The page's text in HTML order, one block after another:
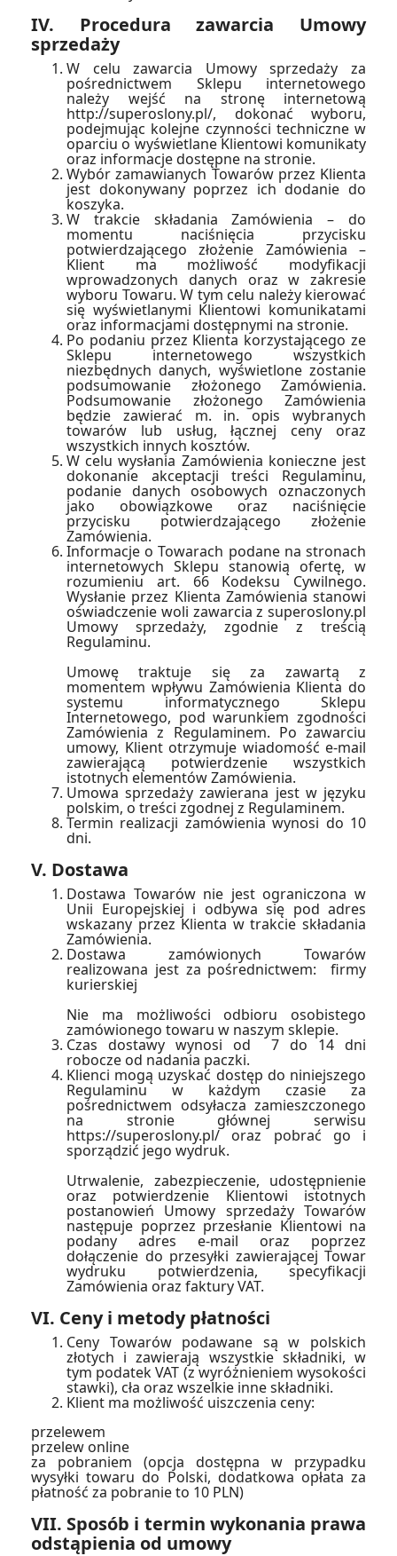
IV. Procedura zawarcia Umowy
sprzedaży
W celu zawarcia Umowy sprzedaży za
pośrednictwem Sklepu internetowego
należy wejść na stronę internetową
http://superoslony.pl/, dokonać wyboru,
podejmując kolejne czynności techniczne w
oparciu o wyświetlane Klientowi komunikaty
oraz informacje dostępne na stronie.
Wybór zamawianych Towarów przez Klienta
jest dokonywany poprzez ich dodanie do
koszyka.
W trakcie składania Zamówienia – do
momentu naciśnięcia przycisku
potwierdzającego złożenie Zamówienia –
Klient ma możliwość modyfikacji
wprowadzonych danych oraz w zakresie
wyboru Towaru. W tym celu należy kierować
się wyświetlanymi Klientowi komunikatami
oraz informacjami dostępnymi na stronie.
Po podaniu przez Klienta korzystającego ze
Sklepu internetowego wszystkich
niezbędnych danych, wyświetlone zostanie
podsumowanie złożonego Zamówienia.
Podsumowanie złożonego Zamówienia
będzie zawierać m. in. opis wybranych
towarów lub usług, łącznej ceny oraz
wszystkich innych kosztów.
W celu wysłania Zamówienia konieczne jest
dokonanie akceptacji treści Regulaminu,
podanie danych osobowych oznaczonych
jako obowiązkowe oraz naciśnięcie
przycisku potwierdzającego złożenie
Zamówienia.
Informacje o Towarach podane na stronach
internetowych Sklepu stanowią ofertę, w
rozumieniu art. 66 Kodeksu Cywilnego.
Wysłanie przez Klienta Zamówienia stanowi
oświadczenie woli zawarcia z superoslony.pl
Umowy sprzedaży, zgodnie z treścią
Regulaminu.
Umowę traktuje się za zawartą z
momentem wpływu Zamówienia Klienta do
systemu informatycznego Sklepu
Internetowego, pod warunkiem zgodności
Zamówienia z Regulaminem. Po zawarciu
umowy, Klient otrzymuje wiadomość e-mail
zawierającą potwierdzenie wszystkich
istotnych elementów Zamówienia.
Umowa sprzedaży zawierana jest w języku
polskim, o treści zgodnej z Regulaminem.
Termin realizacji zamówienia wynosi do 10
dni.
V. Dostawa
Dostawa Towarów nie jest ograniczona w
Unii Europejskiej i odbywa się pod adres
wskazany przez Klienta w trakcie składania
Zamówienia.
Dostawa zamówionych Towarów
realizowana jest za pośrednictwem: firmy
kurierskiej
Nie ma możliwości odbioru osobistego
zamówionego towaru w naszym sklepie.
Czas dostawy wynosi od 7 do 14 dni
robocze od nadania paczki.
Klienci mogą uzyskać dostęp do niniejszego
Regulaminu w każdym czasie za
pośrednictwem odsyłacza zamieszczonego
na stronie głównej serwisu
https://superoslony.pl/ oraz pobrać go i
sporządzić jego wydruk.
Utrwalenie, zabezpieczenie, udostępnienie
oraz potwierdzenie Klientowi istotnych
postanowień Umowy sprzedaży Towarów
następuje poprzez przesłanie Klientowi na
podany adres e-mail oraz poprzez
dołączenie do przesyłki zawierającej Towar
wydruku potwierdzenia, specyfikacji
Zamówienia oraz faktury VAT.
VI. Ceny i metody płatności
Ceny Towarów podawane są w polskich
złotych i zawierają wszystkie składniki, w
tym podatek VAT (z wyróżnieniem wysokości
stawki), cła oraz wszelkie inne składniki.
Klient ma możliwość uiszczenia ceny:
przelewem
przelew online
za pobraniem (opcja dostępna w przypadku
wysyłki towaru do Polski, dodatkowa opłata za
płatność za pobranie to 10 PLN)
VII. Sposób i termin wykonania prawa
odstąpienia od umowy